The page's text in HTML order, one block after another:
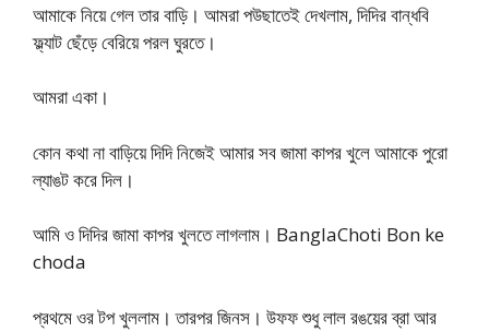
আমাকে নিয়ে গেল তার বাড়ি। আমরা পউছাতেই দেখলাম, দিদির বান্ধবি
ফ্ল্যাট ছেঁড়ে বেরিয়ে পরল ঘুরতে।
আমরা একা।
কোন কথা না বাড়িয়ে দিদি নিজেই আমার সব জামা কাপর খুলে আমাকে পুরো
ল্যাঙট করে দিল।
আমি ও দিদির জামা কাপর খুলতে লাগলাম। BanglaChoti Bon ke
choda
প্রথমে ওর টপ খুললাম। তারপর জিনস। উফফ শুধু লাল রঙয়ের ব্রা আর